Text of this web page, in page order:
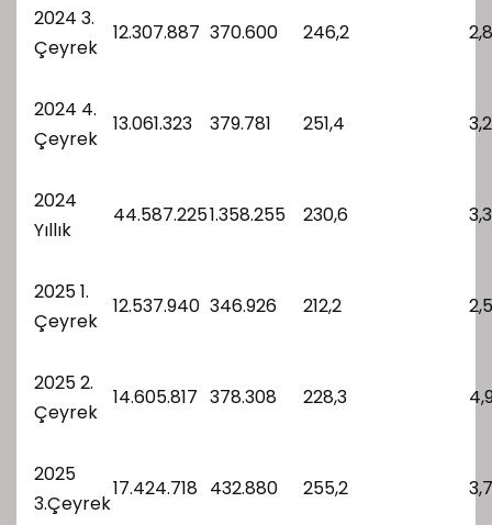
2024 3.
Çeyrek
12.307.887 370.600 246,2 2,8
2024 4.
Çeyrek
13.061.323 379.781 251,4 3,2
2024
Yıllık
44.587.2251.358.255 230,6 3,3
2025 1.
Çeyrek
12.537.940 346.926 212,2 2,5
2025 2.
Çeyrek
14.605.817 378.308 228,3
2025
3.Çeyrek
17.424.718 432.880 255,2 3,7